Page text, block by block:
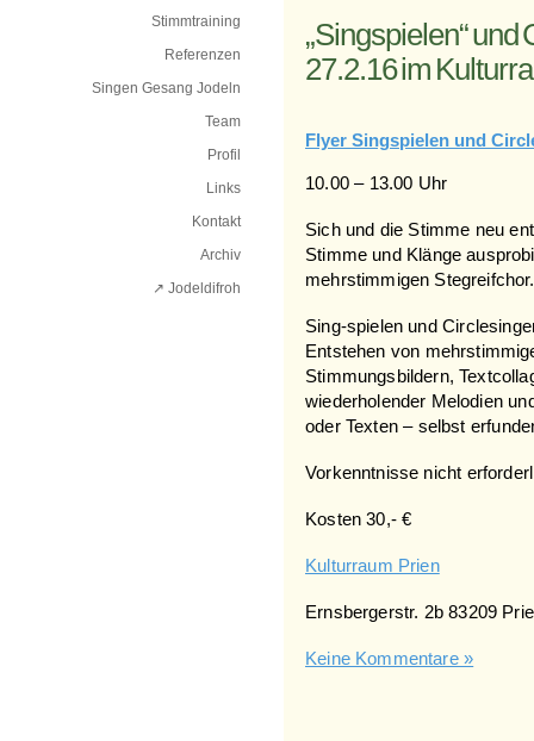
Stimmtraining
Referenzen
Singen Gesang Jodeln
Team
Profil
Links
Kontakt
Archiv
↗ Jodeldifroh︎
„Singspielen“
27.2.16 im
Flyer Singspielen und
10.00 – 13.00 Uhr
Sich und die Stimme neu
Stimme und Klänge
mehrstimmigen Stegreifchor.
Sing-spielen und
Entstehen von
Stimmungsbildern,
wiederholender Melodien
oder Texten – selbst
Vorkenntnisse nicht
Kosten 30,- €
Kulturraum Prien
Ernsbergerstr. 2b 83209
Keine Kommentare »